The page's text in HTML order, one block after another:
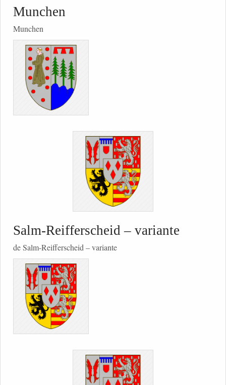
Munchen
Munchen
Salm-Reifferscheid – variante
de Salm-Reifferscheid – variante